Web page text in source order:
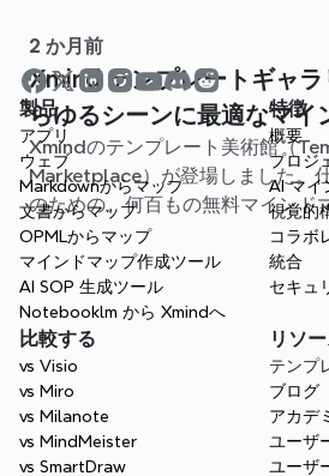
2 か月前
Xmind テンプレートギャ
らゆるシーンに最適なマイ
レートが見つかります
Xmindのテンプレート美術館（
Marketplace）が登場しました。
のための、何百もの無料マインド
用意されています。最適なスター
から始める手間を省きましょう。
製品
アプリ
ウェブ
Markdownからマップ
文書からマップ
OPMLからマップ
マインドマップ作成ツール
AI SOP 生成ツール
Notebooklm から Xmindへ
特徴
概要
プロジ
AI マイ
視覚的
コラボ
統合
セキュ
比較する
vs Visio
vs Miro
vs Milanote
vs MindMeister
vs SmartDraw
リソ
テンプ
ブログ
アカデ
ユーザ
ユーザ